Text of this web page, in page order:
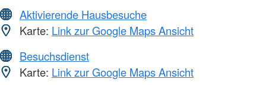
Aktivierende Hausbesuche
Karte: Link zur Google Maps Ansicht
Besuchsdienst
Karte: Link zur Google Maps Ansicht